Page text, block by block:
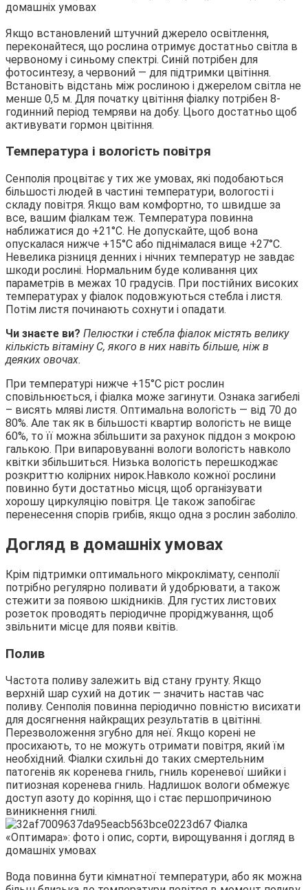
Якщо встановлений штучний джерело освітлення,
переконайтеся, що рослина отримує достатньо світла в
червоному і синьому спектрі. Синій потрібен для
фотосинтезу, а червоний — для підтримки цвітіння.
Встановіть відстань між рослиною і джерелом світла не
менше 0,5 м. Для початку цвітіння фіалку потрібен 8-
годинний період темряви на добу. Цього достатньо щоб
активувати гормон цвітіння.
Температура і вологість повітря
Сенполія процвітає у тих же умовах, які подобаються
більшості людей в частині температури, вологості і
складу повітря. Якщо вам комфортно, то швидше за
все, вашим фіалкам теж. Температура повинна
наближатися до +21°С. Не допускайте, щоб вона
опускалася нижче +15°С або піднімалася вище +27°С.
Невелика різниця денних і нічних температур не завдає
шкоди рослині. Нормальним буде коливання цих
параметрів в межах 10 градусів. При постійних високих
температурах у фіалок подовжуються стебла і листя.
Потім листя починають сохнути і опадати.
Чи знаєте ви? Пелюстки і стебла фіалок містять велику
кількість вітаміну С, якого в них навіть більше, ніж в
деяких овочах.
При температурі нижче +15°С ріст рослин
сповільнюється, і фіалка може загинути. Ознака загибелі
– висять мляві листя. Оптимальна вологість — від 70 до
80%. Але так як в більшості квартир вологість не вище
60%, то її можна збільшити за рахунок піддон з мокрою
галькою. При випаровуванні вологи вологість навколо
квітки збільшиться. Низька вологість перешкоджає
розкриттю колірних нирок.Навколо кожної рослини
повинно бути достатньо місця, щоб організувати
хорошу циркуляцію повітря. Це також запобігає
перенесення спорів грибів, якщо одна з рослин заболіло.
Догляд в домашніх умовах
Крім підтримки оптимального мікроклімату, сенполії
потрібно регулярно поливати й удобрювати, а також
стежити за появою шкідників. Для густих листових
розеток проводять періодичне проріджування, щоб
звільнити місце для появи квітів.
Полив
Частота поливу залежить від стану грунту. Якщо
верхній шар сухий на дотик — значить настав час
поливу. Сенполія повинна періодично повністю висихати
для досягнення найкращих результатів в цвітінні.
Перезволоження згубно для неї. Якщо корені не
просихають, то не можуть отримати повітря, який їм
необхідний. Фіалки схильні до таких смертельним
патогенів як коренева гниль, гниль кореневої шийки і
питиозная коренева гниль. Надлишок вологи обмежує
доступ азоту до коріння, що і стає першопричиною
виникнення гнилі.
Вода повинна бути кімнатної температури, або як можна